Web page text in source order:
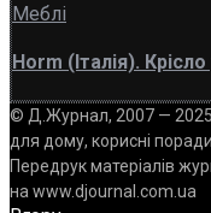
Меблі
Horm (Італія).
© Д.Журнал, 2007 — 2025,
для дому, корисні
Передрук матеріалів
на www.djournal.com.ua